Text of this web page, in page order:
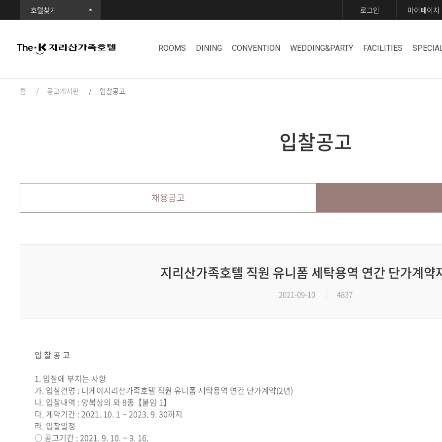
호텔찾기 로그인 마이페이지
ROOMS DINING CONVENTION WEDDING&PARTY FACILITIES
홈 공고게시판 입찰공고
입찰공고
채용공고
지리산가족호텔 직원 유니폼 세탁용역 연간 단가계약
2021-09-10 4837
입 찰 공 고
1. 입찰에 부치는 사항
가. 입찰건명 : 더케이지리산가족호텔 직원 유니폼 세탁용역 연간 단가계약(2년)
나. 입찰내역 : 양복상의 외 8종【붙임 1】
다. 계약기간 : 2021. 10. 1 ~ 2023. 9. 30까지
라. 입찰일정
○ 공고기간 : 2021. 9. 10. ~ 9. 16.